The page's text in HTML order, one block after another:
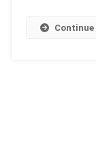
Continue